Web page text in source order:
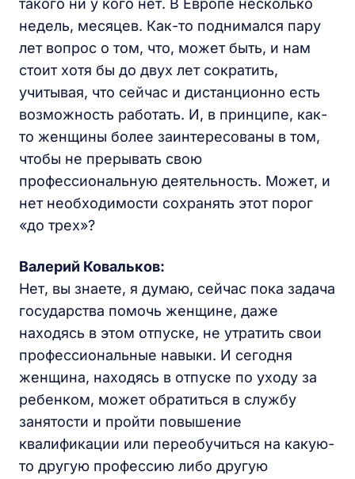
такого ни у кого нет. В Европе несколько
недель, месяцев. Как-то поднимался пару
лет вопрос о том, что, может быть, и нам
стоит хотя бы до двух лет сократить,
учитывая, что сейчас и дистанционно есть
возможность работать. И, в принципе, как-
то женщины более заинтересованы в том,
чтобы не прерывать свою
профессиональную деятельность. Может, и
нет необходимости сохранять этот порог
«до трех»?
Валерий Ковальков:
Нет, вы знаете, я думаю, сейчас пока задача
государства помочь женщине, даже
находясь в этом отпуске, не утратить свои
профессиональные навыки. И сегодня
женщина, находясь в отпуске по уходу за
ребенком, может обратиться в службу
занятости и пройти повышение
квалификации или переобучиться на какую-
то другую профессию либо другую